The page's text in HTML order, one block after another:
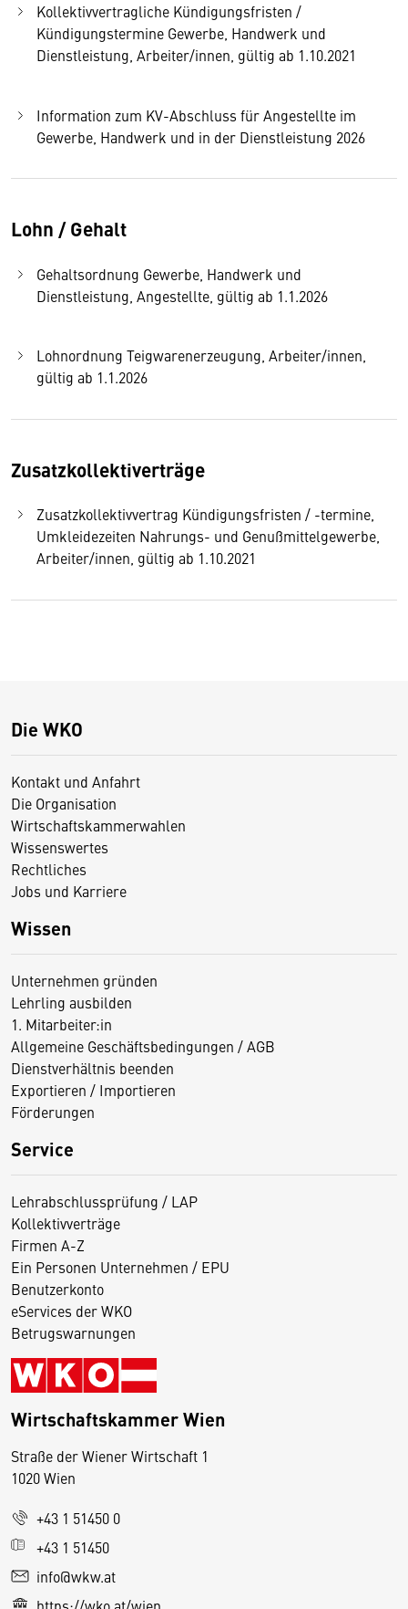
Kollektivvertragliche Kündigungsfristen /
Kündigungstermine Gewerbe, Handwerk und
Dienstleistung, Arbeiter/innen, gültig ab 1.10.2021
Information zum KV-Abschluss für Angestellte im
Gewerbe, Handwerk und in der Dienstleistung 2026
Lohn / Gehalt
Gehaltsordnung Gewerbe, Handwerk und
Dienstleistung, Angestellte, gültig ab 1.1.2026
Lohnordnung Teigwarenerzeugung, Arbeiter/innen,
gültig ab 1.1.2026
Zusatzkollektiverträge
Zusatzkollektivvertrag Kündigungsfristen / -termine,
Umkleidezeiten Nahrungs- und Genußmittelgewerbe,
Arbeiter/innen, gültig ab 1.10.2021
Die WKO
Kontakt und Anfahrt
Die Organisation
Wirtschaftskammerwahlen
Wissenswertes
Rechtliches
Jobs und Karriere
Wissen
Unternehmen gründen
Lehrling ausbilden
1. Mitarbeiter:in
Allgemeine Geschäftsbedingungen / AGB
Dienstverhältnis beenden
Exportieren / Importieren
Förderungen
Service
Lehrabschlussprüfung / LAP
Kollektivverträge
Firmen A-Z
Ein Personen Unternehmen / EPU
Benutzerkonto
eServices der WKO
Betrugswarnungen
Wirtschaftskammer Wien
Straße der Wiener Wirtschaft 1
1020 Wien
+43 1 51450 0
+43 1 51450
info@wkw.at
https://wko.at/wien
D
e